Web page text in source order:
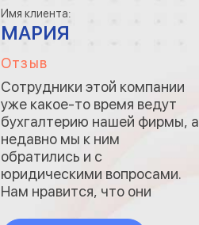
Имя клиента:
МАРИЯ
Отзыв
Сотрудники этой компании
уже какое-то время ведут
бухгалтерию нашей фирмы, а
недавно мы к ним
обратились и с
юридическими вопросами.
Нам нравится, что они